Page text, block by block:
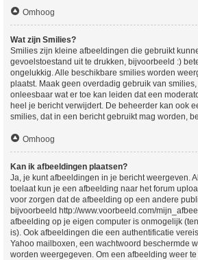
Omhoog
Wat zijn Smilies?
Smilies zijn kleine afbeeldingen die gebruikt
gevoelstoestand uit te drukken, bijvoorbeeld :)
ongelukkig. Alle beschikbare smilies worden
plaatst. Maak geen overdadig gebruik van
onleesbaar wat er toe kan leiden dat een
heel je bericht verwijdert. De beheerder kan ook
smilies, dat in een bericht gebruikt mag worden,
Omhoog
Kan ik afbeeldingen plaatsen?
Ja, je kunt afbeeldingen in je bericht weergeven.
toelaat kun je een afbeelding naar het forum
voor zorgen dat de afbeelding op een andere
bijvoorbeeld http://www.voorbeeld.com/
afbeelding op je eigen computer is onmogelijk
is). Ook afbeeldingen die een authentificatie
Yahoo mailboxen, een wachtwoord beschermde
worden weergegeven. Om een afbeelding weer